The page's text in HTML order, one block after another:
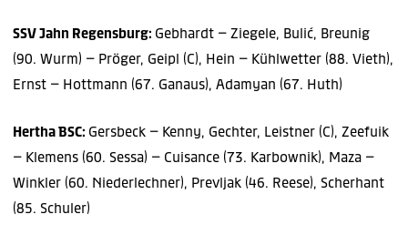
SSV Jahn Regensburg: Gebhardt – Ziegele, Bulić, Breunig
(90. Wurm) – Pröger, Geipl (C), Hein – Kühlwetter (88. Vieth),
Ernst – Hottmann (67. Ganaus), Adamyan (67. Huth)
Hertha BSC: Gersbeck – Kenny, Gechter, Leistner (C), Zeefuik
– Klemens (60. Sessa) – Cuisance (73. Karbownik), Maza –
Winkler (60. Niederlechner), Prevljak (46. Reese), Scherhant
(85. Schuler)